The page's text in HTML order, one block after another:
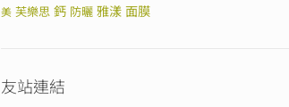
美 芙樂思 鈣 防曬 雅漾 面膜
友站連結